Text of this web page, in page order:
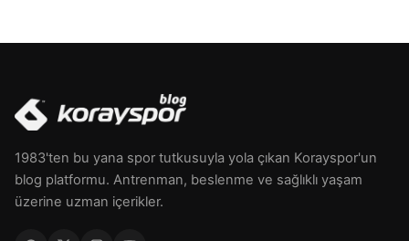
1983'ten bu yana spor tutkusuyla yola çıkan Korayspor'un
blog platformu. Antrenman, beslenme ve sağlıklı yaşam
üzerine uzman içerikler.